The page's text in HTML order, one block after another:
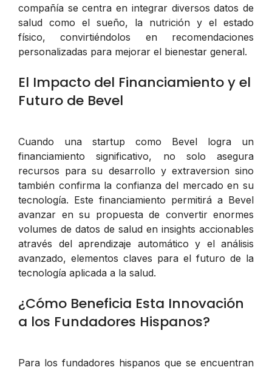
compañía se centra en integrar diversos datos de
salud como el sueño, la nutrición y el estado
físico, convirtiéndolos en recomendaciones
personalizadas para mejorar el bienestar general.
El Impacto del Financiamiento y el
Futuro de Bevel
Cuando una startup como Bevel logra un
financiamiento significativo, no solo asegura
recursos para su desarrollo y extraversion sino
también confirma la confianza del mercado en su
tecnología. Este financiamiento permitirá a Bevel
avanzar en su propuesta de convertir enormes
volumes de datos de salud en insights accionables
através del aprendizaje automático y el análisis
avanzado, elementos claves para el futuro de la
tecnología aplicada a la salud.
¿Cómo Beneficia Esta Innovación
a los Fundadores Hispanos?
Para los fundadores hispanos que se encuentran